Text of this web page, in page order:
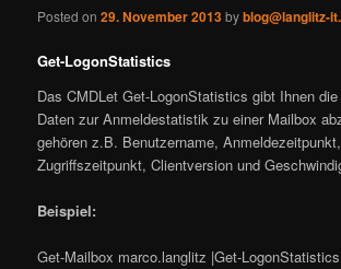
Posted on29. November 2013byblog@langlitz-
Get-LogonStatistics
Das CMDLet Get-LogonStatistics gibt Ihnen
Daten zur Anmeldestatistik zu einer Mailbox
gehören z.B. Benutzername,
Zugriffszeitpunkt, Clientversion und
Beispiel:
Get-Mailbox marco.langlitz |Get-LogonStatistics